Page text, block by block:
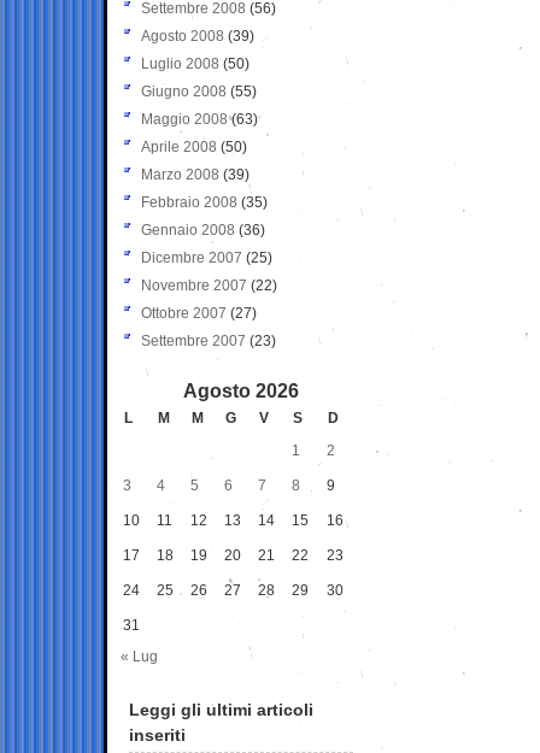
Settembre 2008 (56)
Agosto 2008 (39)
Luglio 2008 (50)
Giugno 2008 (55)
Maggio 2008(63)
Aprile 2008 (50)
Marzo 2008 (39)
Febbraio 2008 (35)
Gennaio 2008 (36)
Dicembre 2007 (25)
Novembre 2007 (22)
Ottobre 2007 (27)
Settembre 2007 (23)
Agosto 2026
L M M G V S
D
1
2
3 4 5 6 7 8 9
10 11 12 13 14 15 16
17 18 19 20 21 22 23
24 25 26 27 28 29 30
31
« Lug
Leggi gli ultimi articoli
inseriti